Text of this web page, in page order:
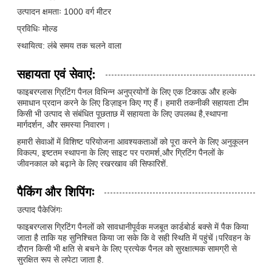
उत्पादन क्षमताः 1000 वर्ग मीटर
प्रविधिः मोल्ड
स्थायित्व: लंबे समय तक चलने वाला
सहायता एवं सेवाएं:
फाइबरग्लास ग्रिटिंग पैनल विभिन्न अनुप्रयोगों के लिए एक टिकाऊ और हल्के
समाधान प्रदान करने के लिए डिज़ाइन किए गए हैं। हमारी तकनीकी सहायता टीम
किसी भी उत्पाद से संबंधित पूछताछ में सहायता के लिए उपलब्ध है,स्थापना
मार्गदर्शन, और समस्या निवारण।
हमारी सेवाओं में विशिष्ट परियोजना आवश्यकताओं को पूरा करने के लिए अनुकूलन
विकल्प, इष्टतम स्थापना के लिए साइट पर परामर्श,और ग्रिटिंग पैनलों के
जीवनकाल को बढ़ाने के लिए रखरखाव की सिफारिशें.
पैकिंग और शिपिंगः
उत्पाद पैकेजिंगः
फाइबरग्लास ग्रिटिंग पैनलों को सावधानीपूर्वक मजबूत कार्डबोर्ड बक्से में पैक किया
जाता है ताकि यह सुनिश्चित किया जा सके कि वे सही स्थिति में पहुंचें।परिवहन के
दौरान किसी भी क्षति से बचने के लिए प्रत्येक पैनल को सुरक्षात्मक सामग्री से
सुरक्षित रूप से लपेटा जाता है.